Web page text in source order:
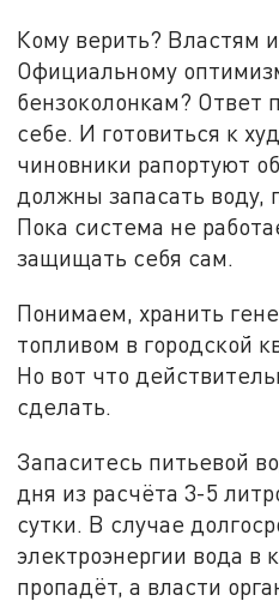
Кому верить? Властям
Официальному
бензоколонкам? Ответ
себе. И готовиться к
чиновники рапортуют
должны запасать воду,
Пока система не
защищать себя сам.
Понимаем, хранить
топливом в городской
Но вот что
сделать.
Запаситесь питьевой
дня из расчёта 3-5
сутки. В случае
электроэнергии вода в
пропадёт, а власти